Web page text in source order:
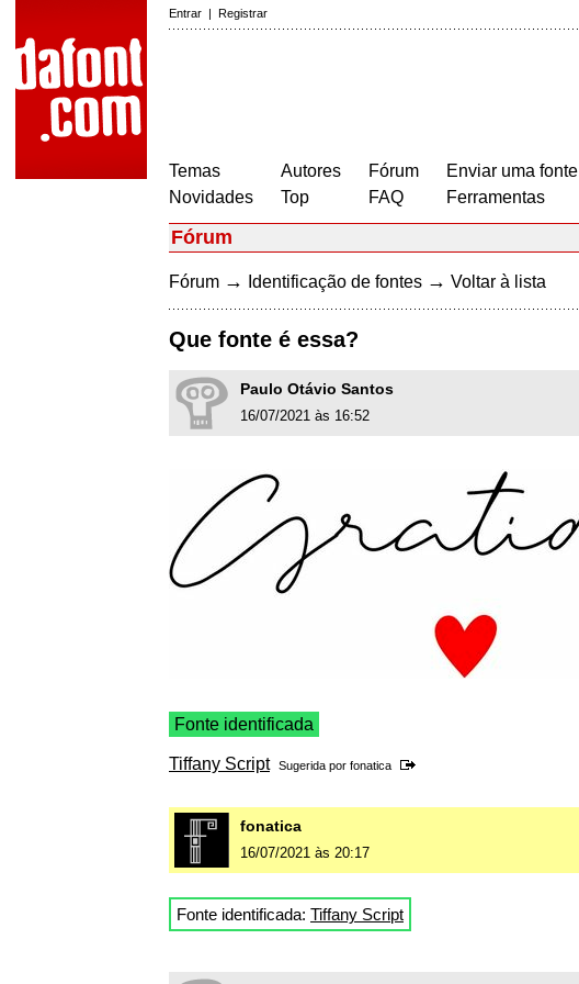
Entrar | Registrar
Temas
Novidades
Autores
Top
Fórum
FAQ
Enviar uma fonte
Ferramentas
Fórum
Fórum → Identificação de fontes → Voltar à lista
Que fonte é essa?
Paulo Otávio Santos
16/07/2021 às 16:52
Fonte identificada
Tiffany Script Sugerida por fonatica
fonatica
16/07/2021 às 20:17
Fonte identificada: Tiffany Script